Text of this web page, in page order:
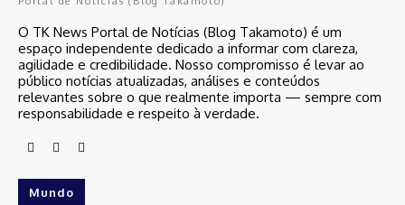
O TK News Portal de Notícias (Blog Takamoto) é um
espaço independente dedicado a informar com clareza,
agilidade e credibilidade. Nosso compromisso é levar ao
público notícias atualizadas, análises e conteúdos
relevantes sobre o que realmente importa — sempre com
responsabilidade e respeito à verdade.
Mundo